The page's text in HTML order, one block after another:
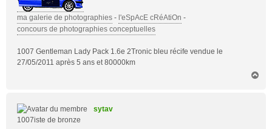
ma galerie de photographies - l'eSpAcE cRéAtiOn -
concours de photographies conceptuelles
1007 Gentleman Lady Pack 1.6e 2Tronic bleu récife vendue le
27/05/2011 après 5 ans et 80000km
sytav
1007iste de bronze